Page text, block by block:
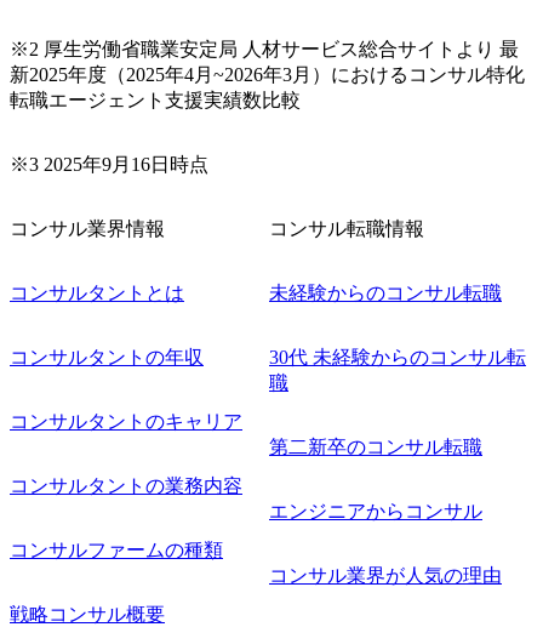
ーションの開発 など) シンプレクスの顧客基盤、エンジニ
アケイパビリティを活かた確度の高い事業立ち上げが経験
できる 2026年8月21日(金) 19:30〜21:30 (19:20開場) 2026年8
く可能性がございます。 このたび、ファーム経験者の方を
できる機会ですので、ぜひご参加ください。 当日はXspear
名参加する予定です！ ●費用 : 無料 虎ノ門ヒルズ付近 ※詳
している方
※2 厚生労働省職業安定局 人材サービス総合サイトより 最
新2025年度（2025年4月~2026年3月）におけるコンサル特化
転職エージェント支援実績数比較
※3 2025年9月16日時点
コンサル業界情報
コンサルタントとは
コンサルタントの年収
コンサルタントのキャリア
コンサルタントの業務内容
コンサルファームの種類
戦略コンサル概要
コンサル転職情報
未経験からのコンサル転職
30代 未経験からのコンサル転
職
第二新卒のコンサル転職
エンジニアからコンサル
コンサル業界が人気の理由